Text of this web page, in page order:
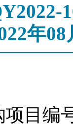
年08
目编